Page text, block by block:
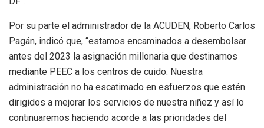
Por su parte el administrador de la ACUDEN, Roberto Carlos
Pagán, indicó que, “estamos encaminados a desembolsar
antes del 2023 la asignación millonaria que destinamos
mediante PEEC a los centros de cuido. Nuestra
administración no ha escatimado en esfuerzos que estén
dirigidos a mejorar los servicios de nuestra niñez y así lo
continuaremos haciendo acorde a las prioridades del